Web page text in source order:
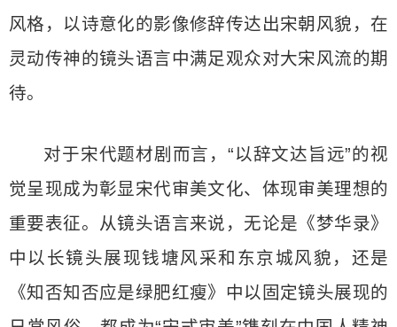
风格，以诗意化的影像修辞传达出宋朝风貌，在
灵动传神的镜头语言中满足观众对大宋风流的期
待。
对于宋代题材剧而言，“以辞文达旨远”的视
觉呈现成为彰显宋代审美文化、体现审美理想的
重要表征。从镜头语言来说，无论是《梦华录》
中以长镜头展现钱塘风采和东京城风貌，还是
《知否知否应是绿肥红瘦》中以固定镜头展现的